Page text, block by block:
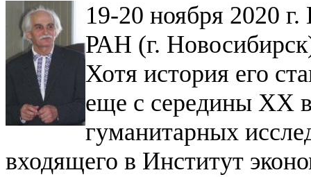
19-20 ноября 2020
РАН (г.
Хотя история его
еще с середины ХХ
гуманитарных
входящего в Институт